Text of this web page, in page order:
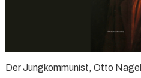
Der Jungkommunist, Otto Nagel